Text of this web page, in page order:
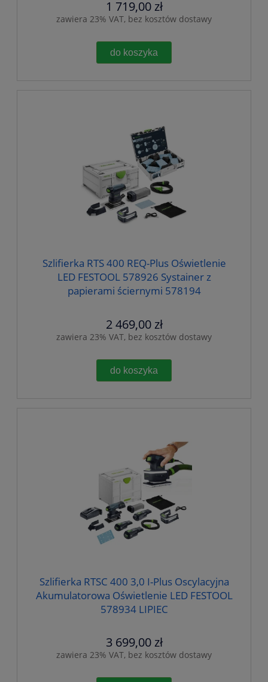
1 719,00 zł
zawiera 23% VAT, bez kosztów dostawy
do koszyka
Szlifierka RTS 400 REQ-Plus Oświetlenie
LED FESTOOL 578926 Systainer z
papierami ściernymi 578194
2 469,00 zł
zawiera 23% VAT, bez kosztów dostawy
do koszyka
Szlifierka RTSC 400 3,0 I-Plus Oscylacyjna
Akumulatorowa Oświetlenie LED FESTOOL
578934 LIPIEC
3 699,00 zł
zawiera 23% VAT, bez kosztów dostawy